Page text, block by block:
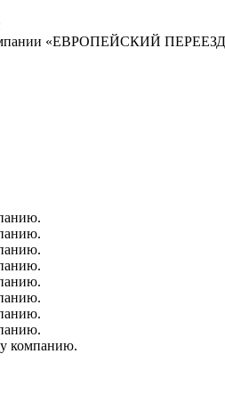
«ЕВРОПЕЙСКИЙ
компанию.